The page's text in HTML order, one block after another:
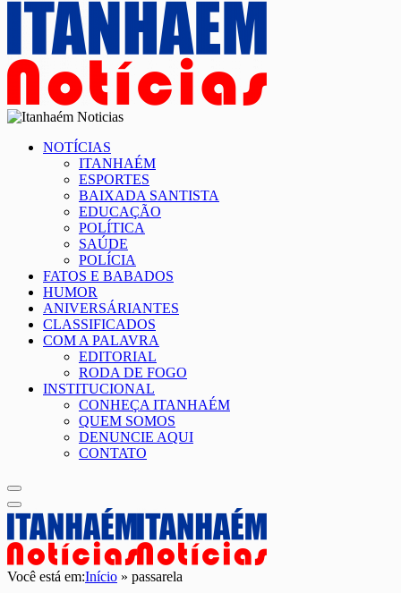
NOTÍCIAS
ITANHAÉM
ESPORTES
BAIXADA SANTISTA
EDUCAÇÃO
POLÍTICA
SAÚDE
POLÍCIA
FATOS E BABADOS
HUMOR
ANIVERSÁRIANTES
CLASSIFICADOS
COM A PALAVRA
EDITORIAL
RODA DE FOGO
INSTITUCIONAL
CONHEÇA ITANHAÉM
QUEM SOMOS
DENUNCIE AQUI
CONTATO
Você está em:Início » passarela